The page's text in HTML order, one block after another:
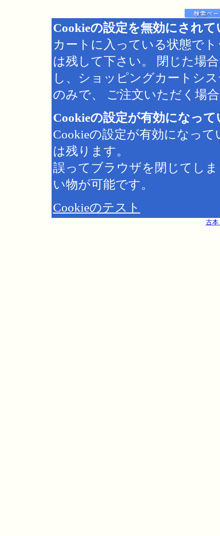
Cookieの設定を無効にされ
カートに入っている状態で
は残して下さい。 閉じた場
し、ショッピングカートシ
のみで、 ご注文いただく場
Cookieの設定が有効になっ
Cookieの設定が有効になっ
は残ります。
誤ってブラウザを閉じてし
い物が可能です。
Cookieのテスト
古本